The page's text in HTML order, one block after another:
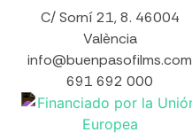
C/ Sorní 21, 8. 46004
València
info@buenpasofilms.com
691 692 000